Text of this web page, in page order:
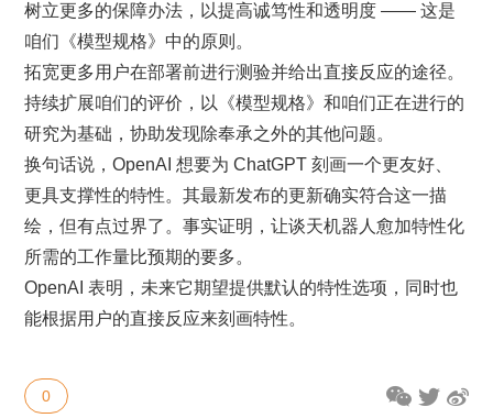
树立更多的保障办法，以提高诚笃性和透明度 —— 这是
咱们《模型规格》中的原则。
拓宽更多用户在部署前进行测验并给出直接反应的途径。
持续扩展咱们的评价，以《模型规格》和咱们正在进行的
研究为基础，协助发现除奉承之外的其他问题。
换句话说，OpenAI 想要为 ChatGPT 刻画一个更友好、
更具支撑性的特性。其最新发布的更新确实符合这一描
绘，但有点过界了。事实证明，让谈天机器人愈加特性化
所需的工作量比预期的要多。
OpenAI 表明，未来它期望提供默认的特性选项，同时也
能根据用户的直接反应来刻画特性。
0